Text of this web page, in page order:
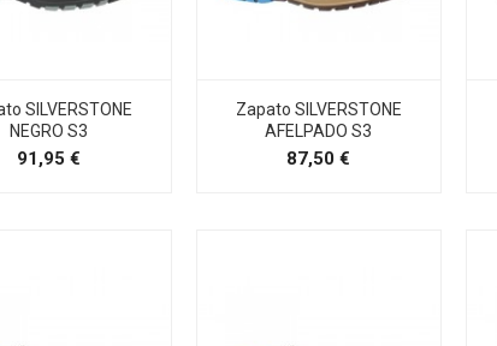
SILVERSTONE
NEGRO S3
91,95 €
Zapato SILVERSTONE
AFELPADO S3
87,50 €